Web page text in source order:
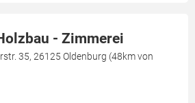
- Zimmerei
35, 26125 Oldenburg (48km von